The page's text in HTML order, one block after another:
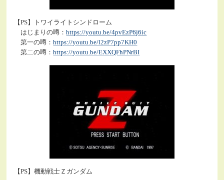
【PS】トワイライトシンドローム
はじまりの噂：https://youtu.be/4pvEzP6j6ic
第一の噂：https://youtu.be/l2zP7pp7KH0
第二の噂：https://youtu.be/EXXQFhPNrBI
【PS】機動戦士Ｚガンダム